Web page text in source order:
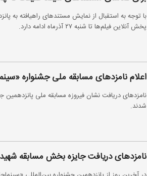
با توجه به استقبال از نمایش مستندهای راهیافته به
پخش آنلاین فیلم‌ها تا شنبه ۲۷ آذرماه ادامه دارد.
اعلام نامزدهای مسابقه ملی جشنواره
نامزدهای دریافت نشان فیروزه مسابقه ملی
شدند.
نامزدهای دریافت جایزه بخش مسابقه